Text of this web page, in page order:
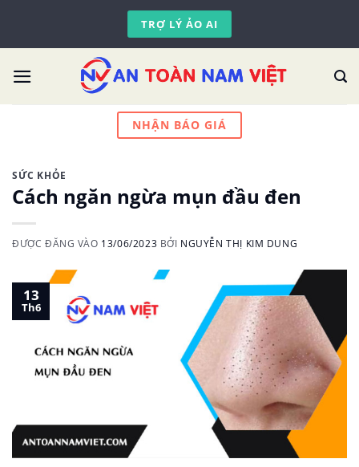
content
TRỢ LÝ ẢO AI
NHẬN BÁO GIÁ
SỨC KHỎE
Cách ngăn ngừa mụn đầu đen
ĐƯỢC ĐĂNG VÀO 13/06/2023 BỞI NGUYỄN THỊ KIM DUNG
13
Th6